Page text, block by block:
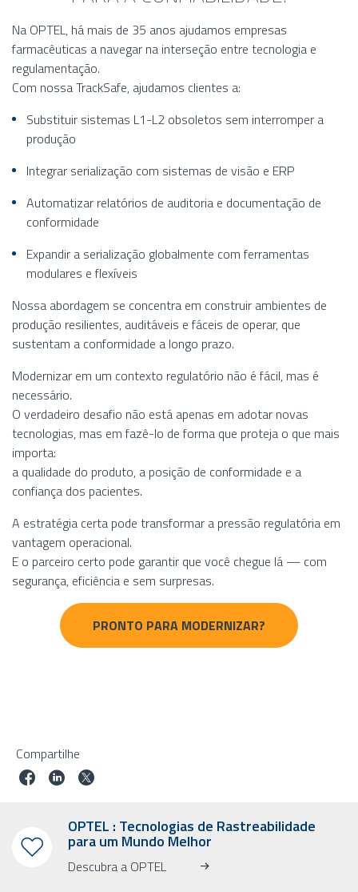
Na OPTEL, há mais de 35 anos ajudamos empresas
farmacêuticas a navegar na interseção entre tecnologia e
regulamentação.
Com nossa TrackSafe, ajudamos clientes a:
Substituir sistemas L1-L2 obsoletos sem interromper a
produção
Integrar serialização com sistemas de visão e ERP
Automatizar relatórios de auditoria e documentação de
conformidade
Expandir a serialização globalmente com ferramentas
modulares e flexíveis
Nossa abordagem se concentra em construir ambientes de
produção resilientes, auditáveis e fáceis de operar, que
sustentam a conformidade a longo prazo.
Modernizar em um contexto regulatório não é fácil, mas é
necessário.
O verdadeiro desafio não está apenas em adotar novas
tecnologias, mas em fazê-lo de forma que proteja o que mais
importa:
a qualidade do produto, a posição de conformidade e a
confiança dos pacientes.
A estratégia certa pode transformar a pressão regulatória em
vantagem operacional.
E o parceiro certo pode garantir que você chegue lá — com
segurança, eficiência e sem surpresas.
PRONTO PARA MODERNIZAR?
Compartilhe
OPTEL : Tecnologias de Rastreabilidade
para um Mundo Melhor
Descubra a OPTEL